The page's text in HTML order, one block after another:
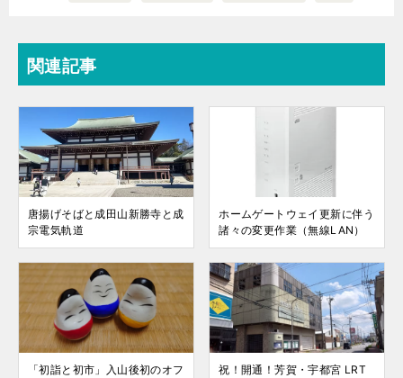
関連記事
唐揚げそばと成田山新勝寺と成
宗電気軌道
ホームゲートウェイ更新に伴う
諸々の変更作業（無線LAN）
「初詣と初市」入山後初のオフ
祝！開通！芳賀・宇都宮 LRT